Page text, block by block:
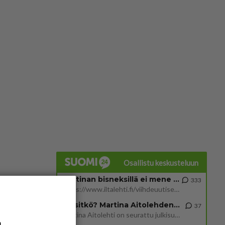
Osallistu keskusteluun
Martinan bisneksillä ei mene hyvin
https://www.iltalehti.fi/viihdeuutiset/a/c46da6ab-340f-4790-aaa7-0865eed2336 Yrityksen konkurssihakemus on tullut kärä
333
Tiesitkö? Martina Aitolehden isäpuoli on tämä suosittu laulaja
Martina Aitolehti on seurattu julkisuuden henkilö. Lähipiiriin mahtuu muitakin tunnettuja henkilöitä. Tiesitkö, että Ma
37